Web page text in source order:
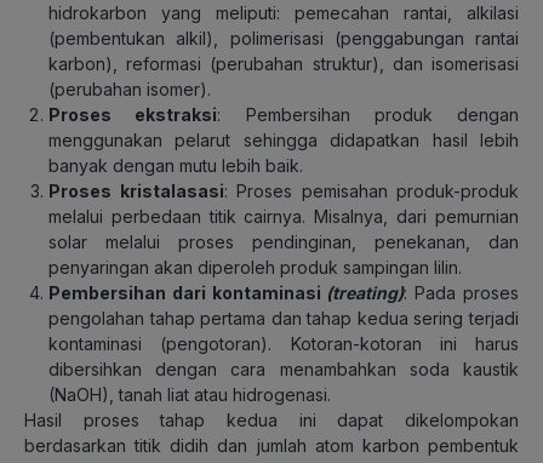
hidrokarbon yang meliputi: pemecahan rantai, alkilasi
(pembentukan alkil), polimerisasi (penggabungan rantai
karbon), reformasi (perubahan struktur), dan isomerisasi
(perubahan isomer).
Proses ekstraksi: Pembersihan produk dengan
menggunakan pelarut sehingga didapatkan hasil lebih
banyak dengan mutu lebih baik.
Proses kristalasasi: Proses pemisahan produk-produk
melalui perbedaan titik cairnya. Misalnya, dari pemurnian
solar melalui proses pendinginan, penekanan, dan
penyaringan akan diperoleh produk sampingan lilin.
Pembersihan dari kontaminasi (treating): Pada proses
pengolahan tahap pertama dan tahap kedua sering terjadi
kontaminasi (pengotoran). Kotoran-kotoran ini harus
dibersihkan dengan cara menambahkan soda kaustik
(NaOH), tanah liat atau hidrogenasi.
Hasil proses tahap kedua ini dapat dikelompokan
berdasarkan titik didih dan jumlah atom karbon pembentuk